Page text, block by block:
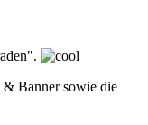
Banner sowie die